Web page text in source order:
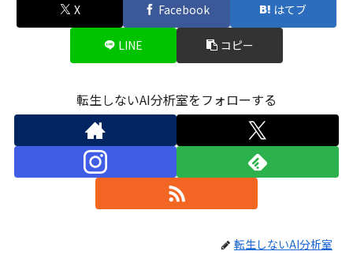
X Facebook はてブ
LINE コピー
転生しないAI分析室をフォローする
転生しないAI分析室